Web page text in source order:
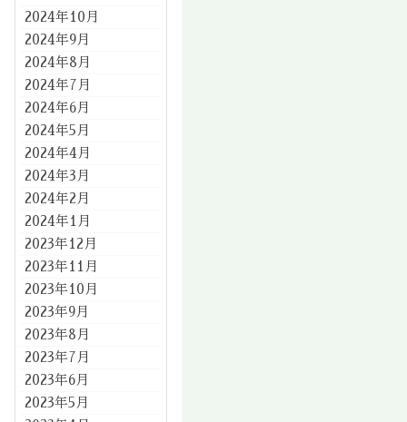
2024年10月
2024年9月
2024年8月
2024年7月
2024年6月
2024年5月
2024年4月
2024年3月
2024年2月
2024年1月
2023年12月
2023年11月
2023年10月
2023年9月
2023年8月
2023年7月
2023年6月
2023年5月